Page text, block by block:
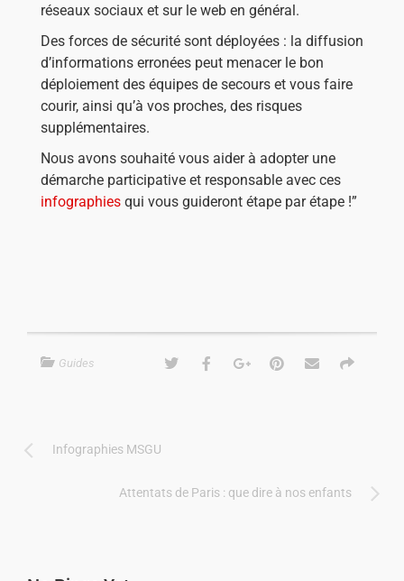
réseaux sociaux et sur le web en général.
Des forces de sécurité sont déployées : la diffusion
d’informations erronées peut menacer le bon
déploiement des équipes de secours et vous faire
courir, ainsi qu’à vos proches, des risques
supplémentaires.
Nous avons souhaité vous aider à adopter une
démarche participative et responsable avec ces
infographies qui vous guideront étape par étape !”
Guides
Infographies MSGU
Attentats de Paris : que dire à nos enfants